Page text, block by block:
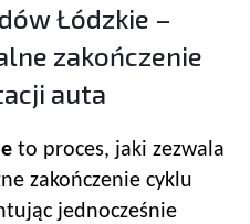
Łódzkie –
zakończenie
auta
to proces, jaki zezwala
zakończenie cyklu
jednocześnie